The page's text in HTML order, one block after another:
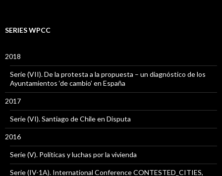
SERIES WPCC
2018
Serie (VII). De la protesta a la propuesta – un diagnóstico de los
Ayuntamientos ‘de cambio’ en España
2017
Serie (VI). Santiago de Chile en Disputa
2016
Serie (V). Políticas y luchas por la vivienda
Serie (IV-1A). International Conference CONTESTED_CITIES,